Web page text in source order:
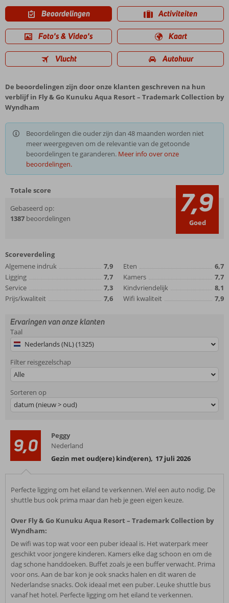
Beoordelingen Activiteiten
Foto's & Video's Kaart
Vlucht Autohuur
De beoordelingen zijn door onze klanten geschreven na hun
verblijf in Fly & Go Kunuku Aqua Resort – Trademark Collection by
Wyndham
Beoordelingen die ouder zijn dan 48 maanden worden niet
meer weergegeven om de relevantie van de getoonde
beoordelingen te garanderen. Meer info over onze
beoordelingen.
Totale score
Gebaseerd op:
1387 beoordelingen 7,9
Goed
Scoreverdeling
Algemene indruk
7,9
Ligging
7,7
Service
7,3
Prijs/kwaliteit
7,6
Eten
6,7
Kamers
7,7
Kindvriendelijk
8,1
Wifi kwaliteit
7,9
Ervaringen van onze klanten
Taal
Nederlands (NL) (1325)
Filter reisgezelschap
Alle
Sorteren op
datum (nieuw > oud)
9,0
Peggy
Nederland
Gezin met oud(ere) kind(eren), 17 juli 2026
Perfecte ligging om het eiland te verkennen. Wel een auto nodig. De
shuttle bus ook prima maar dan heb je geen eigen keuze.
Over Fly & Go Kunuku Aqua Resort – Trademark Collection by
Wyndham:
De wifi was top wat voor een puber ideaal is. Het waterpark meer
geschikt voor jongere kinderen. Kamers elke dag schoon en om de
dag schone handdoeken. Buffet zoals je een buffer verwacht. Prima
voor ons. Aan de bar kon je ook snacks halen en dit waren de
Nederlandse snacks. Ook ideaal met een puber. Leuke shuttle bus
vanaf het hotel. Perfecte ligging om het eiland te verkennen.